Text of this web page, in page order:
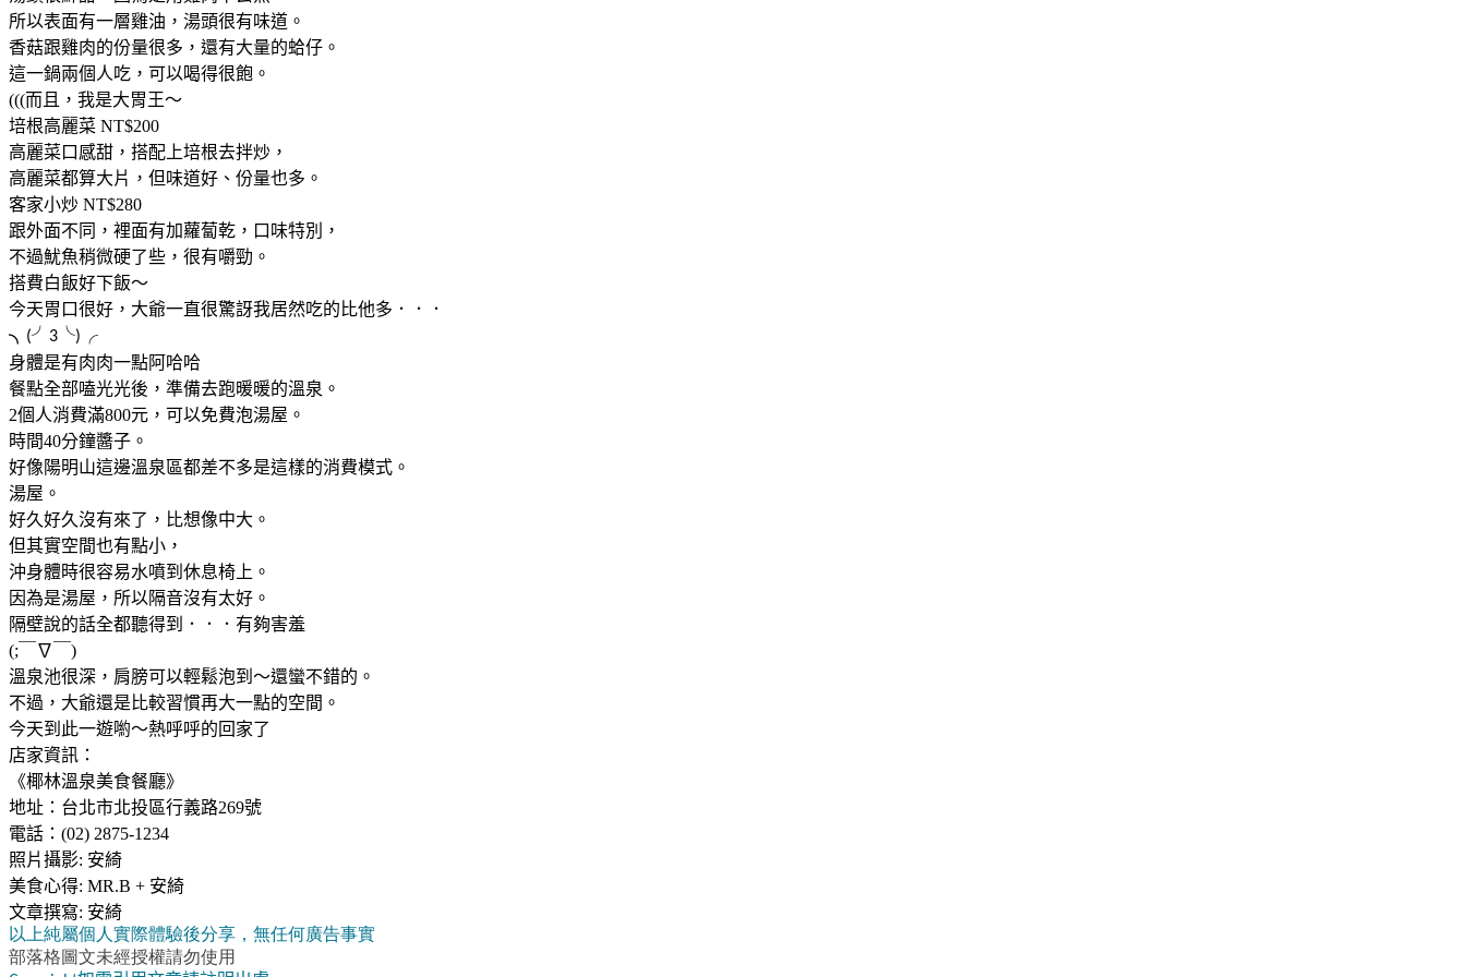
所以表面有一層雞油，湯頭很有味道。
香菇跟雞肉的份量很多，還有大量的蛤仔。
這一鍋兩個人吃，可以喝得很飽。
(((而且，我是大胃王～
培根高麗菜 NT$200
高麗菜口感甜，搭配上培根去拌炒，
高麗菜都算大片，但味道好、份量也多。
客家小炒 NT$280
跟外面不同，裡面有加蘿蔔乾，口味特別，
不過魷魚稍微硬了些，很有嚼勁。
搭費白飯好下飯～
今天胃口很好，大爺一直很驚訝我居然吃的比他多．．．
╮ (╯ 3 ╰) ╭
身體是有肉肉一點阿哈哈
餐點全部嗑光光後，準備去跑暖暖的溫泉。
2個人消費滿800元，可以免費泡湯屋。
時間40分鐘醬子。
好像陽明山這邊溫泉區都差不多是這樣的消費模式。
湯屋。
好久好久沒有來了，比想像中大。
但其實空間也有點小，
沖身體時很容易水噴到休息椅上。
因為是湯屋，所以隔音沒有太好。
隔壁說的話全都聽得到．．．有夠害羞
(;￣∇￣)
溫泉池很深，肩膀可以輕鬆泡到～還蠻不錯的。
不過，大爺還是比較習慣再大一點的空間。
今天到此一遊喲～熱呼呼的回家了
店家資訊：
《椰林溫泉美食餐廳》
地址：台北市北投區行義路269號
電話：(02) 2875-1234
照片攝影: 安綺
美食心得: MR.B + 安綺
文章撰寫: 安綺
以上純屬個人實際體驗後分享，無任何廣告事實
部落格圖文未經授權請勿使用